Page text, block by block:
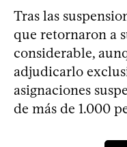
Tras las
que retornaron a
considerable,
adjudicarlo
asignaciones
de más de 1.000